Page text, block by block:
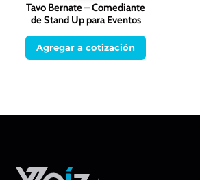
Tavo Bernate – Comediante
de Stand Up para Eventos
Agregar a cotización